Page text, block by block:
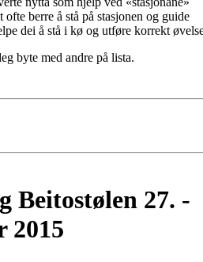
berre å stå på stasjonen og guide
dei å stå i kø og utføre korrekt
byte med andre på lista.
Beitostølen 27. -
2015